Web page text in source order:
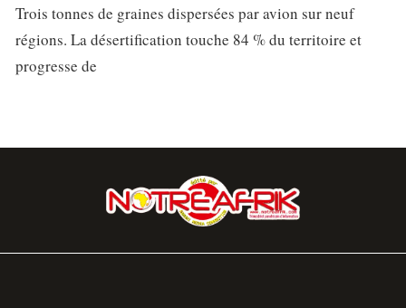
Trois tonnes de graines dispersées par avion sur neuf
régions. La désertification touche 84 % du territoire et
progresse de